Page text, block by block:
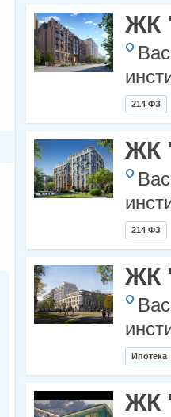
ЖК
214 ФЗ
ЖК
214 ФЗ
ЖК
Ипотека
ЖК